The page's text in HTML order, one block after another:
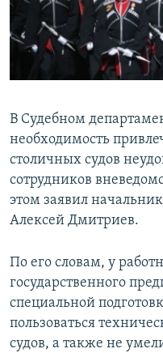
ПОБЕДИТЕЛЕЙ НЕ СУДЯТ?
КРЫМ.НЕПОКОРЕННЫЙ
ПРИСОЕДИНЯЙТЕСЬ!
Все сайты RFE/RL
В Судебном
необходимость
столичных судов
сотрудников
этом заявил
Алексей Дмитриев.
По его словам, у
государственного
специальной
пользоваться
судов, а также не